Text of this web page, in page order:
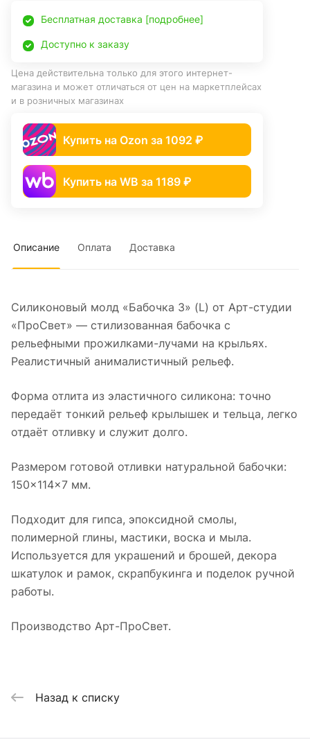
Бесплатная доставка [подробнее]
Доступно к заказу
Цена действительна только для этого интернет-
магазина и может отличаться от цен на маркетплейсах
и в розничных магазинах
Купить на Ozon за 1092 ₽
Купить на WB за 1189 ₽
Описание Оплата Доставка
Силиконовый молд «Бабочка 3» (L) от Арт-студии
«ПроСвет» — стилизованная бабочка с
рельефными прожилками-лучами на крыльях.
Реалистичный анималистичный рельеф.
Форма отлита из эластичного силикона: точно
передаёт тонкий рельеф крылышек и тельца, легко
отдаёт отливку и служит долго.
Размером готовой отливки натуральной бабочки:
150×114×7 мм.
Подходит для гипса, эпоксидной смолы,
полимерной глины, мастики, воска и мыла.
Используется для украшений и брошей, декора
шкатулок и рамок, скрапбукинга и поделок ручной
работы.
Производство Арт-ПроСвет.
Назад к списку